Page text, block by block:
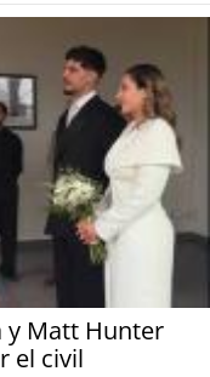
y Matt Hunter
el civil